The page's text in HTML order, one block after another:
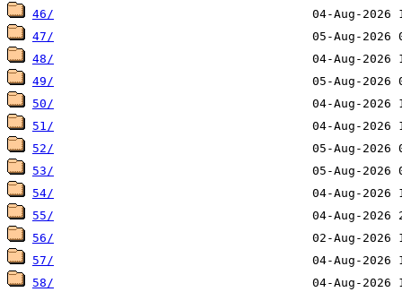
46/
47/
48/
49/
50/
51/
52/
53/
54/
55/
56/
57/
58/